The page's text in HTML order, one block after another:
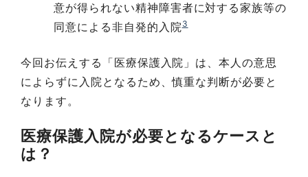
意が得られない精神障害者に対する家族等の
同意による非自発的入院3
今回お伝えする「医療保護入院」は、本人の意思
によらずに入院となるため、慎重な判断が必要と
なります。
医療保護入院が必要となるケースと
は？